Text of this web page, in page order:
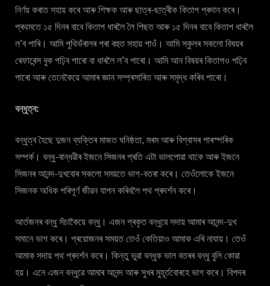
নিৰ্ণয় কৰাত সহায় কৰে আৰু শিক্ষক আৰু ছাত্ৰ-ছাত্ৰীক কিতাপ প্ৰদান কৰে।
প্ৰথমতে ১৫ দিনৰ বাবে কিতাপ ধাৰলৈ লৈ পিছত আৰু ১৫ দিনৰ বাবে কিতাপ ধাৰলৈ
ল’ব পাৰি। আমি পুথিভঁৰালৰ পৰা বহুত সহায় পাওঁ। আমি স্কুলৰ সকলো বিষয়ৰ
ৰেফাৰেন্স বুক পঢ়িব পাৰো বা ধাৰলৈ ল’ব পাৰো। আমি আন বিষয়ৰ কিতাপও পঢ়িব
পাৰো আৰু তেনেকৈয়ে আমাৰ জ্ঞান সম্প্ৰসাৰিত আৰু সমৃদ্ধ কৰিব পাৰো।
বন্ধুত্ব:
বন্ধুত্ব হৈছে দুজন ব্যক্তিৰ মাজত ঘনিষ্ঠতা, মৰম আৰু বিশ্বাসৰ পাৰস্পৰিক
সম্পৰ্ক। বন্ধু-বান্ধৱীৰ ইজনে সিজনৰ প্ৰতি এটা ভালপোৱা থাকে আৰু ইজনে
সিজনৰ আনন্দ-দুখবোৰ সকলো সময়তে ভাগ-বতৰা কৰে। তেওঁলোকে ইজনে
সিজনক অধিক পৰিপূৰ্ণ জীৱন যাপন কৰিবলৈ পথ প্ৰদৰ্শন কৰে।
আৰ্তজনৰ বন্ধু সঁচাকৈয়ে বন্ধু। এজন প্ৰকৃত বন্ধুৱে সদায় আমাৰ আনন্দ-দুখ
সমানে ভাগ কৰে। প্ৰয়োজনৰ সময়ত তেওঁ কেতিয়াও আমাক এৰি নাযায়। তেওঁ
আমাক সদায় পথ প্ৰদৰ্শন কৰে। কিন্তু ভুৱা বন্ধুক ভাল বতৰৰ বন্ধু বুলি কোৱা
হয়। এনে এজন বন্ধুৱে আমাৰ আনন্দ আৰু সুখৰ মুহূৰ্তবোৰহে ভাগ কৰে। বিপদৰ